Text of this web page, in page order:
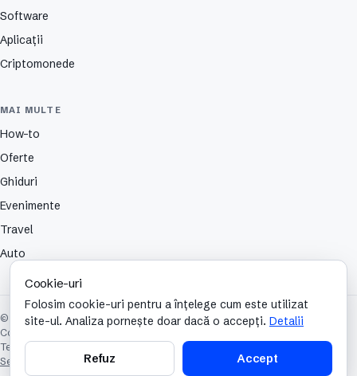
Software
Aplicații
Criptomonede
MAI MULTE
How-to
Oferte
Ghiduri
Evenimente
Travel
Auto
© 2026 TechCafe. Toate drepturile rezervate.
Contact
Termeni și condiții
Setări cookie-uri
Cookie-uri
Folosim cookie-uri pentru a înțelege cum este utilizat
site-ul. Analiza pornește doar dacă o accepți. Detalii
Refuz Accept